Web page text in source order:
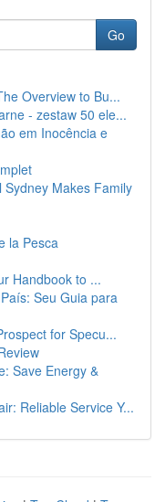
Go
Overview to Bu...
- zestaw 50 ele...
em Inocência e
Makes Family
la Pesca
Handbook to ...
Seu Guia para
for Specu...
Save Energy &
Reliable Service Y...